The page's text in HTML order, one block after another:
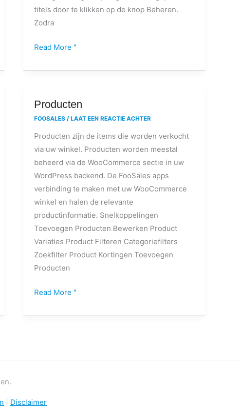
titels door te klikken op de knop Beheren.
Zodra
Read More "
Producten
FOOSALES/LAAT EEN REACTIE ACHTER
Producten zijn de items die worden verkocht
via uw winkel. Producten worden meestal
beheerd via de WooCommerce sectie in uw
WordPress backend. De FooSales apps
verbinding te maken met uw WooCommerce
winkel en halen de relevante
productinformatie. Snelkoppelingen
Toevoegen Producten Bewerken Product
Variaties Product Filteren Categoriefilters
Zoekfilter Product Kortingen Toevoegen
Producten
Producten
Read More "
Disclaimer